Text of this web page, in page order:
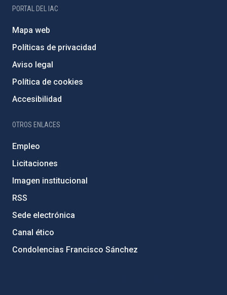
PORTAL DEL IAC
Mapa web
Políticas de privacidad
Aviso legal
Política de cookies
Accesibilidad
OTROS ENLACES
Empleo
Licitaciones
Imagen institucional
RSS
Sede electrónica
Canal ético
Condolencias Francisco Sánchez